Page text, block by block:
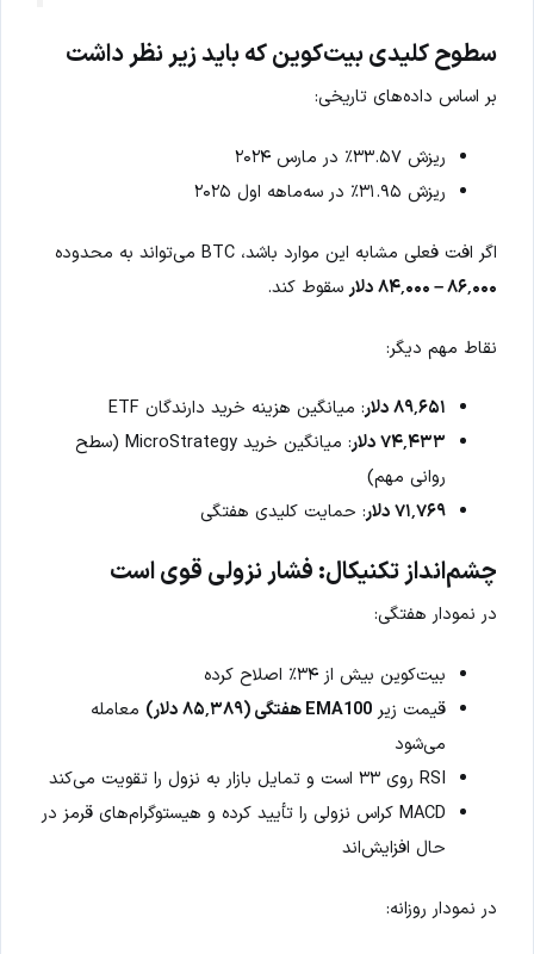
سطوح کلیدی بیت‌کوین که باید زیر نظر داشت
بر اساس داده‌های تاریخی:
ریزش ۳۳.۵۷٪ در مارس ۲۰۲۴
ریزش ۳۱.۹۵٪ در سه‌ماهه اول ۲۰۲۵
اگر افت فعلی مشابه این موارد باشد، BTC می‌تواند به محدوده
۸۶٬۰۰۰ – ۸۴٬۰۰۰ دلار
سقوط کند.
نقاط مهم دیگر:
۸۹٬۶۵۱ دلار
: میانگین هزینه خرید دارندگان ETF
۷۴٬۴۳۳ دلار
: میانگین خرید MicroStrategy (سطح
روانی مهم)
۷۱٬۷۶۹ دلار
: حمایت کلیدی هفتگی
چشم‌انداز تکنیکال: فشار نزولی قوی است
در نمودار هفتگی:
بیت‌کوین بیش از ۳۴٪ اصلاح کرده
قیمت زیرEMA100 هفتگی (۸۵٬۳۸۹ دلار)
معامله
می‌شود
RSI روی ۳۳ است و تمایل بازار به نزول را تقویت می‌کند
MACD کراس نزولی را تأیید کرده و هیستوگرام‌های قرمز در
حال افزایش‌اند
در نمودار روزانه: